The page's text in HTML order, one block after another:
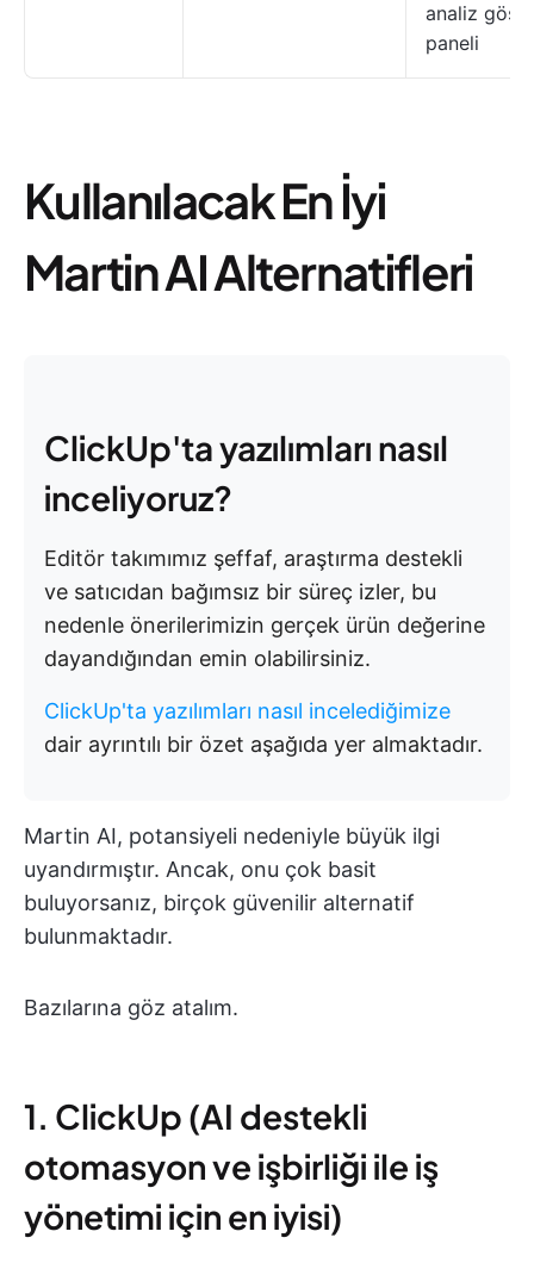
analiz
paneli
Kullanılacak En İyi
Martin AI Alternatifleri
ClickUp'ta yazılımları nasıl
inceliyoruz?
Editör takımımız şeffaf, araştırma destekli
ve satıcıdan bağımsız bir süreç izler, bu
nedenle önerilerimizin gerçek ürün değerine
dayandığından emin olabilirsiniz.
ClickUp'ta yazılımları nasıl incelediğimize
dair ayrıntılı bir özet aşağıda yer almaktadır.
Martin AI, potansiyeli nedeniyle büyük ilgi
uyandırmıştır. Ancak, onu çok basit
buluyorsanız, birçok güvenilir alternatif
bulunmaktadır.
Bazılarına göz atalım.
1. ClickUp (AI destekli
otomasyon ve işbirliği ile iş
yönetimi için en iyisi)